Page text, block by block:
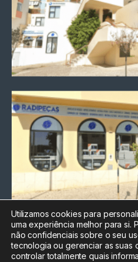
Chamada
Utilizamos cookies para
uma experiência melhor para si.
não confidenciais sobre o seu
tecnologia ou gerenciar as suas
controlar totalmente quais